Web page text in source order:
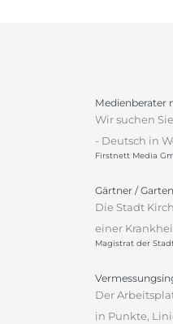
Medienberater
Wir suchen
- Deutsch in
Firstnett Media
Gärtner /
Die Stadt
einer
Magistrat der
Der
in Punkte,